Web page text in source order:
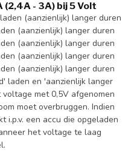
- 3A) bij 5 Volt
(aanzienlijk) langer duren
(aanzienlijk) langer duren
(aanzienlijk) langer duren
(aanzienlijk) langer duren
(aanzienlijk) langer duren
laden en 'aanzienlijk langer
met 0,5V afgenomen
moet overbruggen. Indien
i.p.v. een accu die opgeladen
het voltage te laag